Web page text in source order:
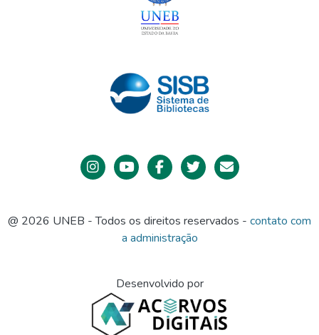
@ 2026 UNEB - Todos os direitos reservados - contato com
a administração
Desenvolvido por